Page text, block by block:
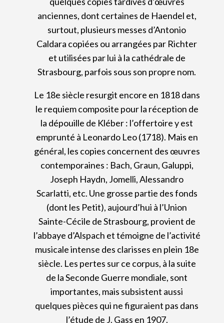
anciennes, dont certaines de Haendel et,
surtout, plusieurs messes d’Antonio
Caldara copiées ou arrangées par Richter
et utilisées par lui à la cathédrale de
Strasbourg, parfois sous son propre nom.
Le 18e siècle resurgit encore en 1818 dans
le requiem composite pour la réception de
la dépouille de Kléber : l’offertoire y est
emprunté à Leonardo Leo (1718). Mais en
général, les copies concernent des œuvres
contemporaines : Bach, Graun, Galuppi,
Joseph Haydn, Jomelli, Alessandro
Scarlatti, etc. Une grosse partie des fonds
(dont les Petit), aujourd’hui à l’Union
Sainte-Cécile de Strasbourg, provient de
l’abbaye d’Alspach et témoigne de l’activité
musicale intense des clarisses en plein 18e
siècle. Les pertes sur ce corpus, à la suite
de la Seconde Guerre mondiale, sont
importantes, mais subsistent aussi
quelques pièces qui ne figuraient pas dans
l’étude de J. Gass en 1907.